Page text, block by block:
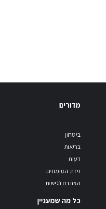
מדורים
ביטחון
בריאות
דעות
זירת המומחים
הצהרת נגישות
כל מה שמעניין